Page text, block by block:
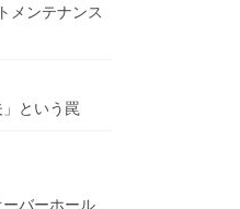
メンテナンス
という罠
バーホール